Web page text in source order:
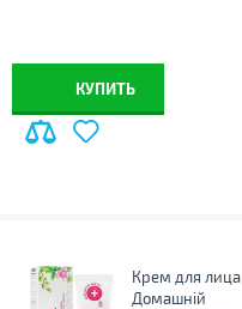
КУПИТЬ
Крем для лица
Домашній